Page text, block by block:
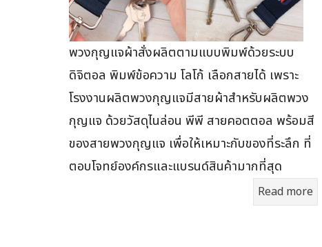
พวงกุญแจผ้าสั่งผลิตตามแบบพิมพ์ด้วยระบบ
ดิจิตอล พิมพ์ข้อความ โลโก้ เลือกสายได้ เพราะ
โรงงานผลิตพวงกุญแจมีสายผ้าสำหรับผลิตพวง
กุญแจ ด้วยวัสดุไนล่อน พีพี สายคอตตอล พร้อมสี
ของสายพวงกุญแจ เพื่อให้เหมาะกับของที่ระลึก ที่
ตอบโจทย์องค์กรและแบรนด์สินค้ามากที่สุด
Read more